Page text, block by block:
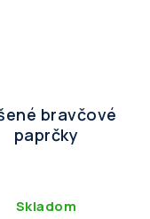
bravčové
paprčky
Skladom